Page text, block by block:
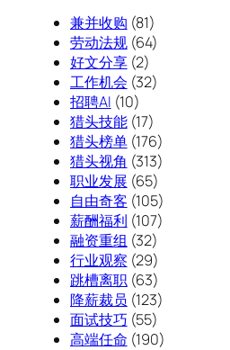
兼并收购 (81)
劳动法规(64)
好文分享(2)
工作机会 (32)
招聘AI (10)
猎头技能(17)
猎头榜单(176)
猎头视角 (313)
职业发展 (65)
自由奇客 (105)
薪酬福利 (107)
融资重组 (32)
行业观察 (29)
跳槽离职(63)
降薪裁员 (123)
面试技巧 (55)
高端任命 (190)